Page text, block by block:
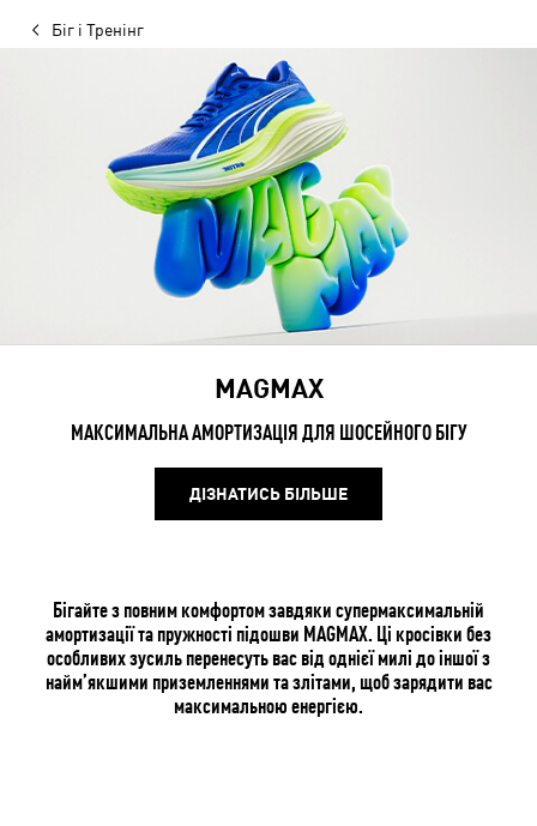
Біг і Тренінг
MAGMAX
МАКСИМАЛЬНА АМОРТИЗАЦІЯ ДЛЯ ШОСЕЙНОГО БІГУ
ДІЗНАТИСЬ БІЛЬШЕ
Бігайте з повним комфортом завдяки супермаксимальній
амортизації та пружності підошви MAGMAX. Ці кросівки без
особливих зусиль перенесуть вас від однієї милі до іншої з
найм’якшими приземленнями та злітами, щоб зарядити вас
максимальною енергією.